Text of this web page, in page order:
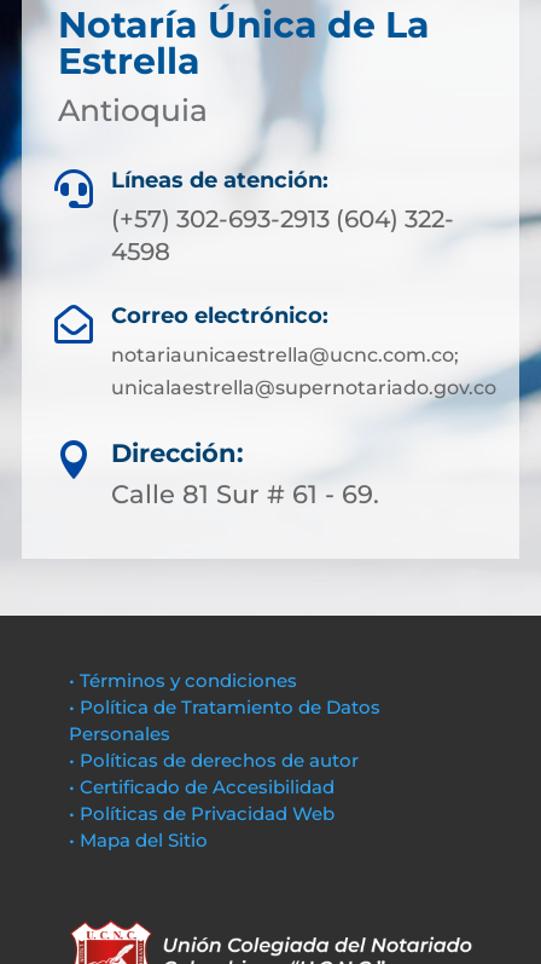
Notaría Única de La
Estrella
Antioquia
 Líneas de atención:
(+57) 302-693-2913 (604) 322-
4598
 Correo electrónico:
notariaunicaestrella@ucnc.com.co;
unicalaestrella@supernotariado.gov.co

Dirección:
Calle 81 Sur # 61 - 69.
• Términos y condiciones
• Política de Tratamiento de Datos
Personales
• Políticas de derechos de autor
• Certificado de Accesibilidad
• Políticas de Privacidad Web
• Mapa del Sitio